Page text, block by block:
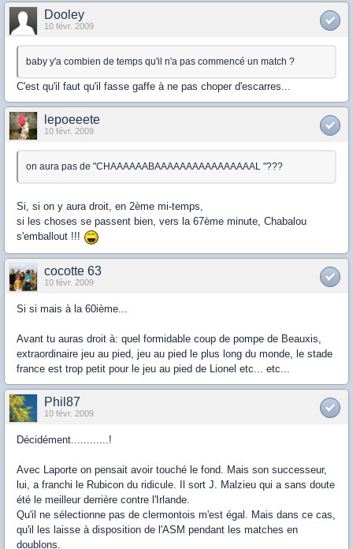
Dooley
10 févr. 2009
baby y'a combien de temps qu'il n'a pas commencé un match ?
C'est qu'il faut qu'il fasse gaffe à ne pas choper d'escarres...
lepoeeete
10 févr. 2009
on aura pas de "CHAAAAAABAAAAAAAAAAAAAAAAL "???
Si, si on y aura droit, en 2ème mi-temps,
si les choses se passent bien, vers la 67ème minute, Chabalou
s'emballout !!!
cocotte 63
10 févr. 2009
Si si mais à la 60ième...
Avant tu auras droit à: quel formidable coup de pompe de Beauxis,
extraordinaire jeu au pied, jeu au pied le plus long du monde, le stade
france est trop petit pour le jeu au pied de Lionel etc... etc...
Phil87
10 févr. 2009
Décidément............!
Avec Laporte on pensait avoir touché le fond. Mais son successeur,
lui, a franchi le Rubicon du ridicule. Il sort J. Malzieu qui a sans doute
été le meilleur derrière contre l'Irlande.
Qu'il ne sélectionne pas de clermontois m'est égal. Mais dans ce cas,
qu'il les laisse à disposition de l'ASM pendant les matches en
doublons.